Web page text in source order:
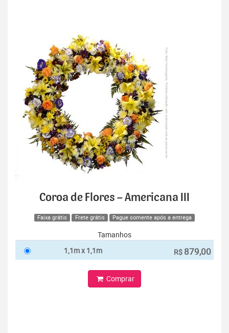
Coroa de Flores – Americana III
Faixa grátis Frete grátis Pague somente após a entrega
Tamanhos
1,1m x 1,1m
R$ 879,00
Comprar